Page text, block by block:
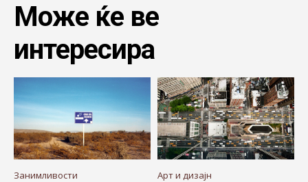
Може ќе ве
интересира
Занимливости Арт и дизајн